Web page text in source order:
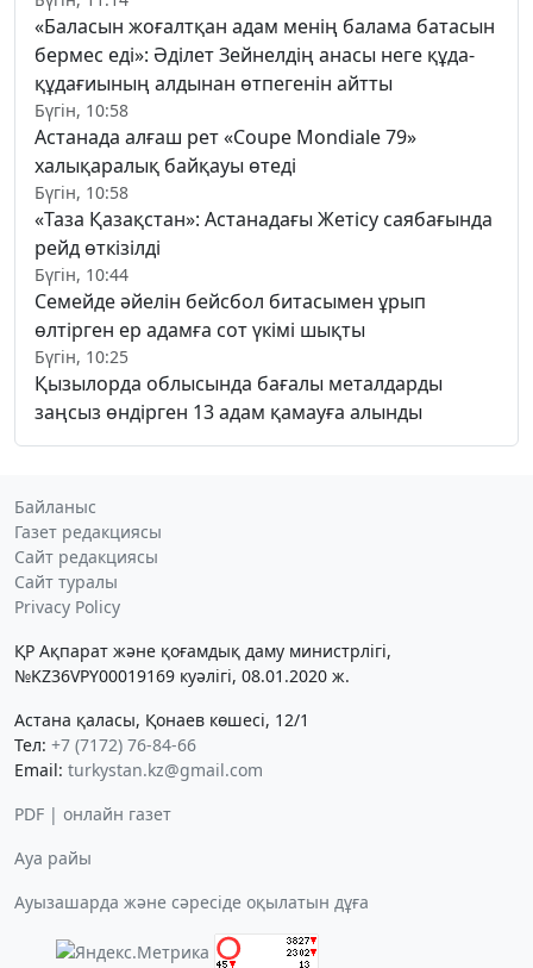
«Баласын жоғалтқан адам менің балама батасын
бермес еді»: Әділет Зейнелдің анасы неге құда-
құдағиының алдынан өтпегенін айтты
Бүгін, 10:58
Астанада алғаш рет «Coupe Mondiale 79»
халықаралық байқауы өтеді
Бүгін, 10:58
«Таза Қазақстан»: Астанадағы Жетісу саябағында
рейд өткізілді
Бүгін, 10:44
Семейде әйелін бейсбол битасымен ұрып
өлтірген ер адамға сот үкімі шықты
Бүгін, 10:25
Қызылорда облысында бағалы металдарды
заңсыз өндірген 13 адам қамауға алынды
Байланыс
Газет редакциясы
Сайт редакциясы
Сайт туралы
Privacy Policy
ҚР Ақпарат және қоғамдық даму министрлігі,
№KZ36VPY00019169 куәлігі, 08.01.2020 ж.
Астана қаласы, Қонаев көшесі, 12/1
Тел: +7 (7172) 76-84-66
Email: turkystan.kz@gmail.com
PDF | онлайн газет
Ауа райы
Ауызашарда және сәресіде оқылатын дұға